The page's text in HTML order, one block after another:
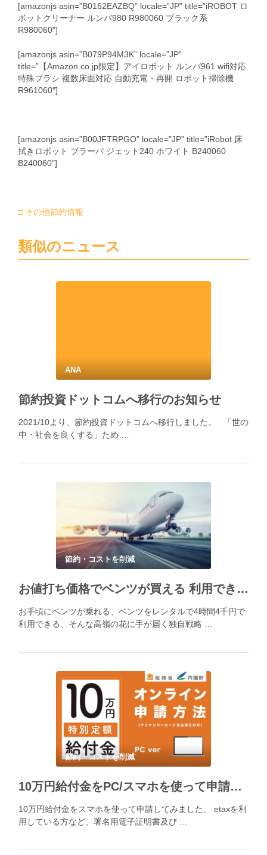
[amazonjs asin=”B0162EAZBQ” locale=”JP” title=”iROBOT ロ
ボットクリーナー ルンバ980 R980060 ブラック系
R980060″]
[amazonjs asin=”B079P94M3K” locale=”JP”
title=”【Amazon.co.jp限定】アイロボット ルンバ961 wifi対応
特殊ブラシ 複数床面対応 自動充電・再開 ロボット掃除機
R961060″]
[amazonjs asin=”B00JFTRPGO” locale=”JP” title=”iRobot 床
拭きロボット ブラーバ ジェット240 ホワイト B240060
B240060″]
□ その他節約情報
類似のニュース
ANA
節約投資ドットコムへ移行のお知らせ
2021/10より、節約投資ドットコムへ移行しました。 「世の
中・社会を良くする」ため …
節約・コストを削減
お値打ち価格でベンツが買える 利用できる メルセデスベンツの新戦略
お手頃にベンツが乗れる、ベンツをレンタルで4時間4千円で
利用できる、そんな高嶺の花に手が届く独自戦略 …
節約・コストを削減
10万円給付金をPC/スマホを使って申請（署名用電子証明書及び利用者証明用電子証明書が搭載されたマイナンバーカード保有者限定）
10万円給付金をスマホを使って申請してみました。 etaxを利
用している方など、署名用電子証明書及び …